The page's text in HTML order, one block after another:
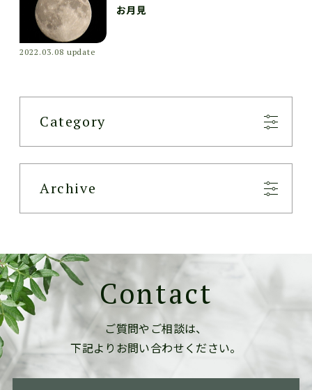
Category
Archive
2022.03.08 update
お月見
Contact
ご質問やご相談は、
下記よりお問い合わせください。